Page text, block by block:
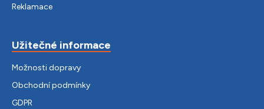
Reklamace
Užitečné informace
Možnosti dopravy
Obchodní podmínky
GDPR